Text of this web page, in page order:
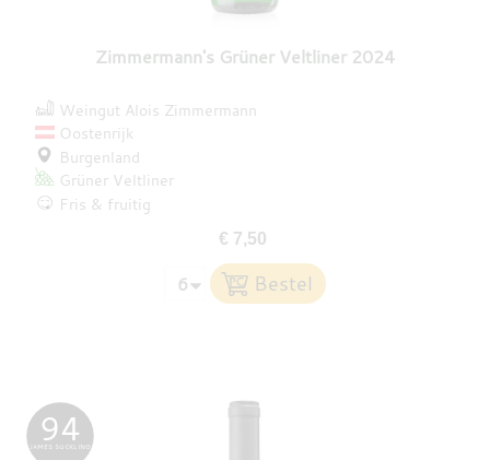
Zimmermann's Grüner Veltliner 2024
Weingut Alois Zimmermann
Oostenrijk
Burgenland
Grüner Veltliner
Fris & fruitig
€ 7,50
94
JAMES SUCKLING